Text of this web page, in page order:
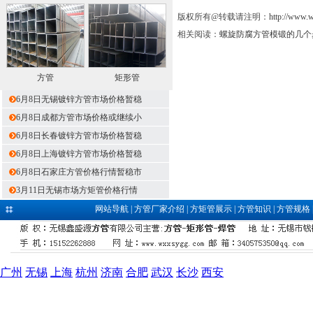
方管 矩形管
6月8日无锡镀锌方管市场价格暂稳
6月8日成都方管市场价格或继续小
6月8日长春镀锌方管市场价格暂稳
6月8日上海镀锌方管市场价格暂稳
6月8日石家庄方管价格行情暂稳市
3月11日无锡市场方矩管价格行情
版权所有@转载请注明： http://
相关阅读： 螺旋防腐方管模锻的几
网站导航| 方管厂家介绍 方矩管展示| 方管知识 方管规格
广州 无锡 上海 杭州 济南 合肥 武汉 长沙 西安